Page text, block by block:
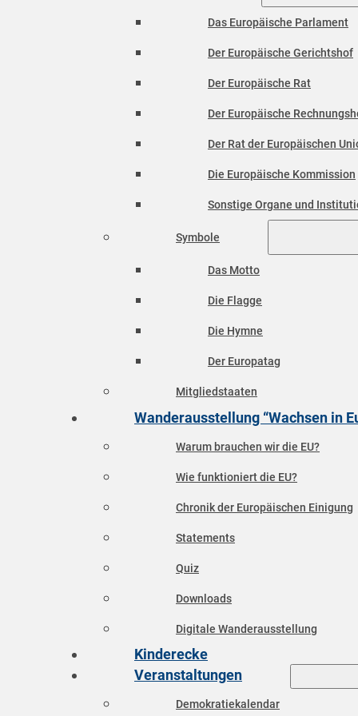
Das Europäische Parlament
Der Europäische Gerichtshof
Der Europäische Rat
Der Europäische
Der Rat der Europäischen
Die Europäische Kommission
Sonstige Organe und
Symbole
Das Motto
Die Flagge
Die Hymne
Der Europatag
Mitgliedstaaten
Wanderausstellung “Wachsen in
Warum brauchen wir die EU?
Wie funktioniert die EU?
Chronik der Europäischen Einigung
Statements
Quiz
Downloads
Digitale Wanderausstellung
Kinderecke
Veranstaltungen
Demokratiekalendar